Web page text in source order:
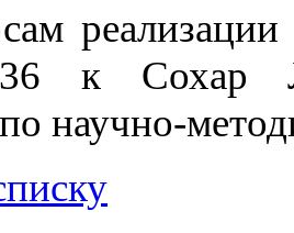
к Сохар
научно-